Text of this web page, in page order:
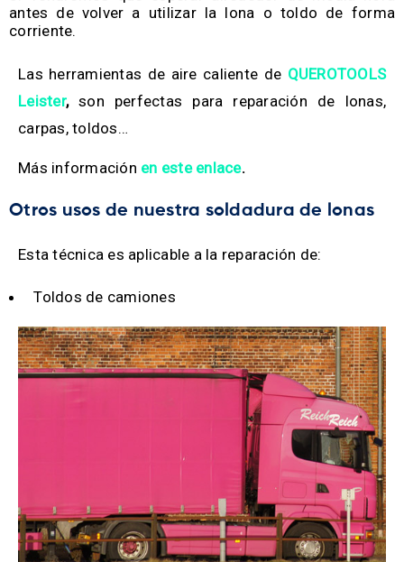
antes de volver a utilizar la lona o toldo de forma
corriente.
Las herramientas de aire caliente de QUEROTOOLS
Leister,son perfectas para reparación de lonas,
carpas, toldos…
Más información en este enlace.
Otros usos de nuestra soldadura de lonas
Esta técnica es aplicable a la reparación de:
Toldos de camiones